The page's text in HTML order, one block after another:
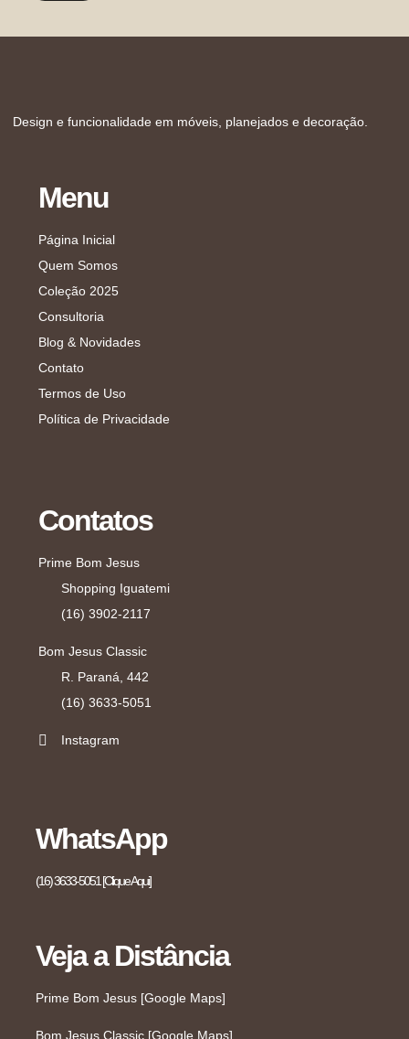
Design e funcionalidade em móveis, planejados e decoração.
Menu
Página Inicial
Quem Somos
Coleção 2025
Consultoria
Blog & Novidades
Contato
Termos de Uso
Política de Privacidade
Contatos
Prime Bom Jesus
Shopping Iguatemi
(16) 3902-2117
Bom Jesus Classic
R. Paraná, 442
(16) 3633-5051
Instagram
WhatsApp
(16) 3633-5051 [Clique Aqui]
Veja a Distância
Prime Bom Jesus [Google Maps]
Bom Jesus Classic [Google Maps]